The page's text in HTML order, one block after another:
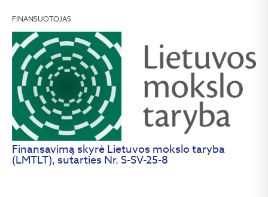
FINANSUOTOJAS
Finansavimą skyrė Lietuvos mokslo taryba
(LMTLT), sutarties Nr. S-SV-25-8